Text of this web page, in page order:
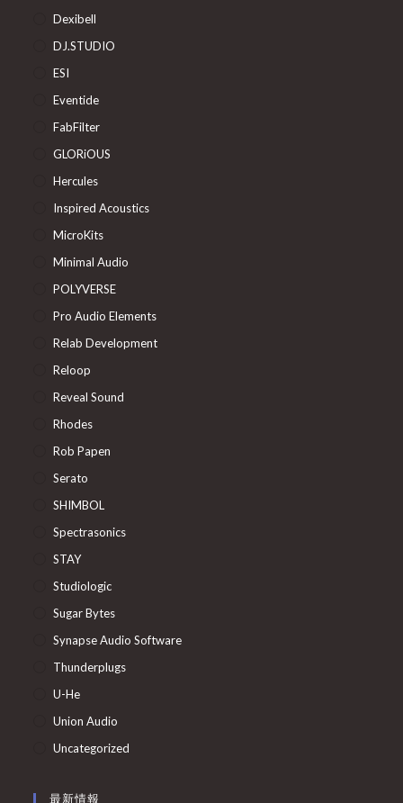
Dexibell
DJ.STUDIO
ESI
Eventide
FabFilter
GLORiOUS
Hercules
Inspired Acoustics
MicroKits
Minimal Audio
POLYVERSE
Pro Audio Elements
Relab Development
Reloop
Reveal Sound
Rhodes
Rob Papen
Serato
SHIMBOL
Spectrasonics
STAY
Studiologic
Sugar Bytes
Synapse Audio Software
Thunderplugs
U-He
Union Audio
Uncategorized
最新情報